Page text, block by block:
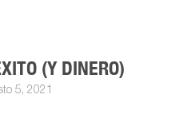
(Y DINERO)
5, 2021